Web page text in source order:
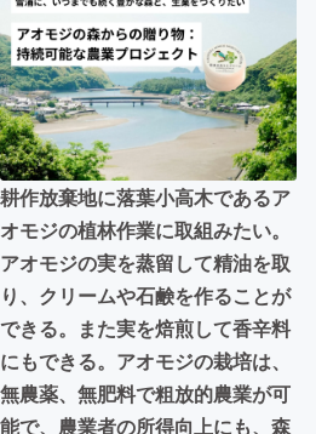
アート・写真
テクノロジー・ガジェット
映像・映画
ビジネス・起業
まちづくり・地域活性化
CAMPFIRE for Social Good
CAMPFIREふるさと納税
耕作放棄地に落葉小高木であるア
オモジの植林作業に取組みたい。
アオモジの実を蒸留して精油を取
り、クリームや石鹸を作ることが
できる。また実を焙煎して香辛料
にもできる。アオモジの栽培は、
無農薬、無肥料で粗放的農業が可
能で、農業者の所得向上にも、森